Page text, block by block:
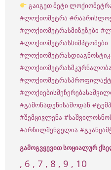
გაიგეთ მეტი
#ლოქიომეტრა
#ლოქიომეტრასმიზეზები
#ლოქიომეტრასსიმპტომები
#ლოქიომეტრასმკურნალობა
#გამონადენისაშოდან
#შემცივლენა
#არჩილშენგელია
გამოგვყევით სოციალურ
, 6 , 7 , 8 , 9 , 10